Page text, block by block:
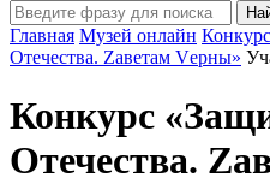
Главная Музей онлайн
Отечества. Zаветам Vерны»
Конкурс
Отечества.